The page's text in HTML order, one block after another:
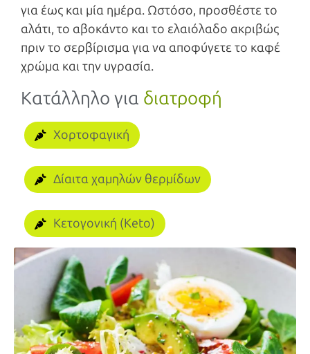
για έως και μία ημέρα. Ωστόσο, προσθέστε το
αλάτι, το αβοκάντο και το ελαιόλαδο ακριβώς
πριν το σερβίρισμα για να αποφύγετε το καφέ
χρώμα και την υγρασία.
Κατάλληλο για διατροφή
Χορτοφαγική
Δίαιτα χαμηλών θερμίδων
Κετογονική (Keto)